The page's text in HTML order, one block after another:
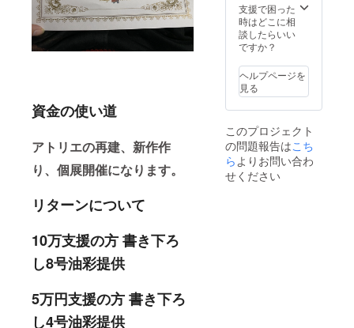
資金の使い道
アトリエの再建、新作作
り、個展開催になります。
リターンについて
10万支援の方 書き下ろ
し8号油彩提供
5万円支援の方 書き下ろ
し4号油彩提供
支援で困った
時はどこに相
談したらいい
ですか？
ヘルプページを
見る
このプロジェクト
の問題報告はこち
ら よりお問い合わ
せください